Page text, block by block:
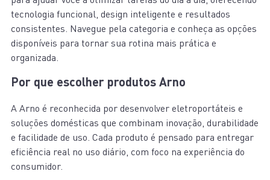
tecnologia funcional, design inteligente e resultados
consistentes. Navegue pela categoria e conheça as opções
disponíveis para tornar sua rotina mais prática e
organizada.
Por que escolher produtos Arno
A Arno é reconhecida por desenvolver eletroportáteis e
soluções domésticas que combinam inovação, durabilidade
e facilidade de uso. Cada produto é pensado para entregar
eficiência real no uso diário, com foco na experiência do
consumidor.